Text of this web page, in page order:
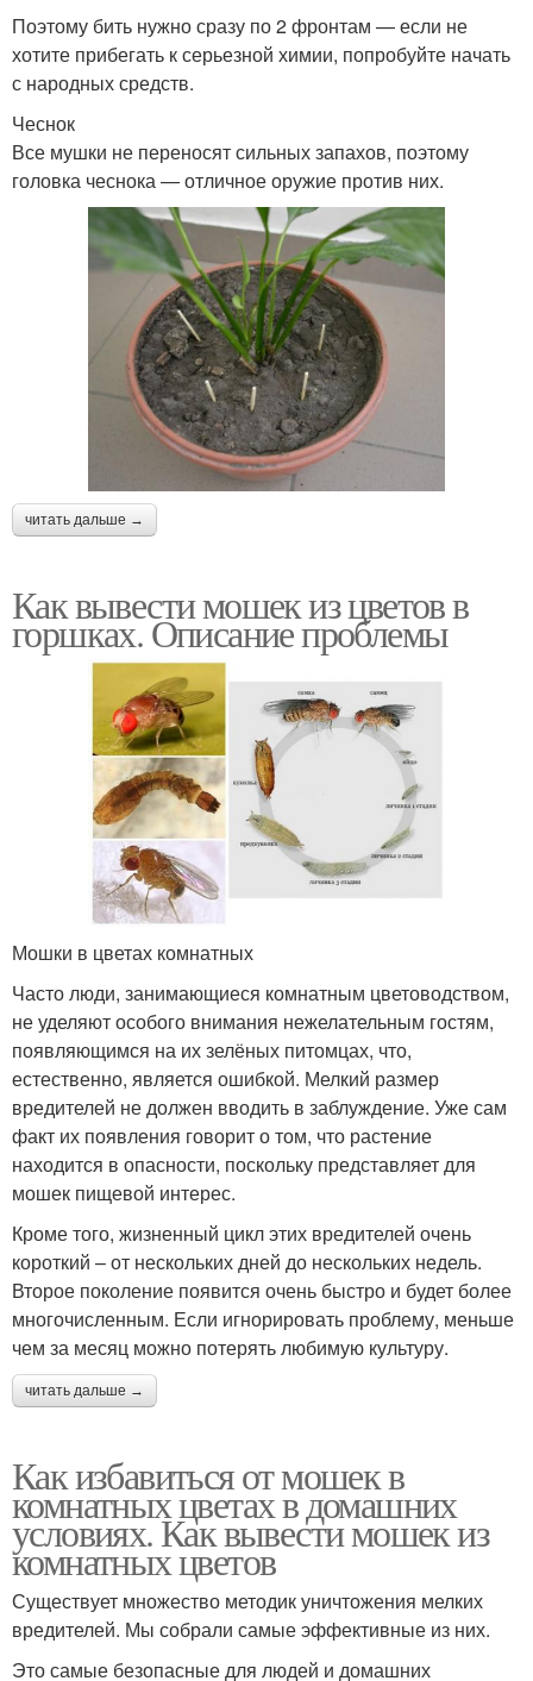
Поэтому бить нужно сразу по 2 фронтам — если не
хотите прибегать к серьезной химии, попробуйте начать
с народных средств.
Чеснок
Все мушки не переносят сильных запахов, поэтому
головка чеснока — отличное оружие против них.
читать дальше →
Как вывести мошек из цветов в
горшках. Описание проблемы
Мошки в цветах комнатных
Часто люди, занимающиеся комнатным цветоводством,
не уделяют особого внимания нежелательным гостям,
появляющимся на их зелёных питомцах, что,
естественно, является ошибкой. Мелкий размер
вредителей не должен вводить в заблуждение. Уже сам
факт их появления говорит о том, что растение
находится в опасности, поскольку представляет для
мошек пищевой интерес.
Кроме того, жизненный цикл этих вредителей очень
короткий – от нескольких дней до нескольких недель.
Второе поколение появится очень быстро и будет более
многочисленным. Если игнорировать проблему, меньше
чем за месяц можно потерять любимую культуру.
читать дальше →
Как избавиться от мошек в
комнатных цветах в домашних
условиях. Как вывести мошек из
комнатных цветов
Существует множество методик уничтожения мелких
вредителей. Мы собрали самые эффективные из них.
Это самые безопасные для людей и домашних